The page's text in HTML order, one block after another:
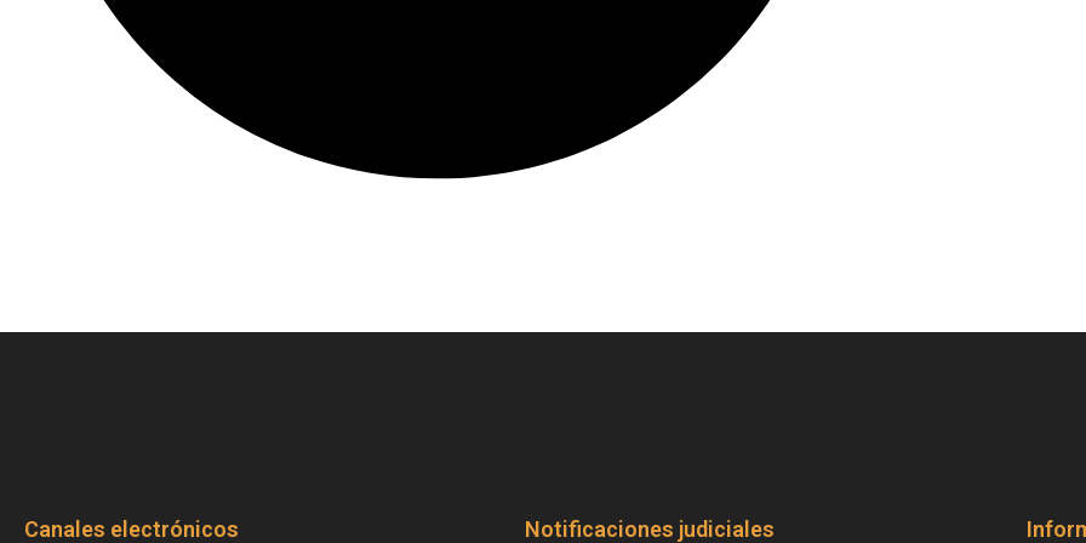
Canales electrónicos Notificaciones judiciales